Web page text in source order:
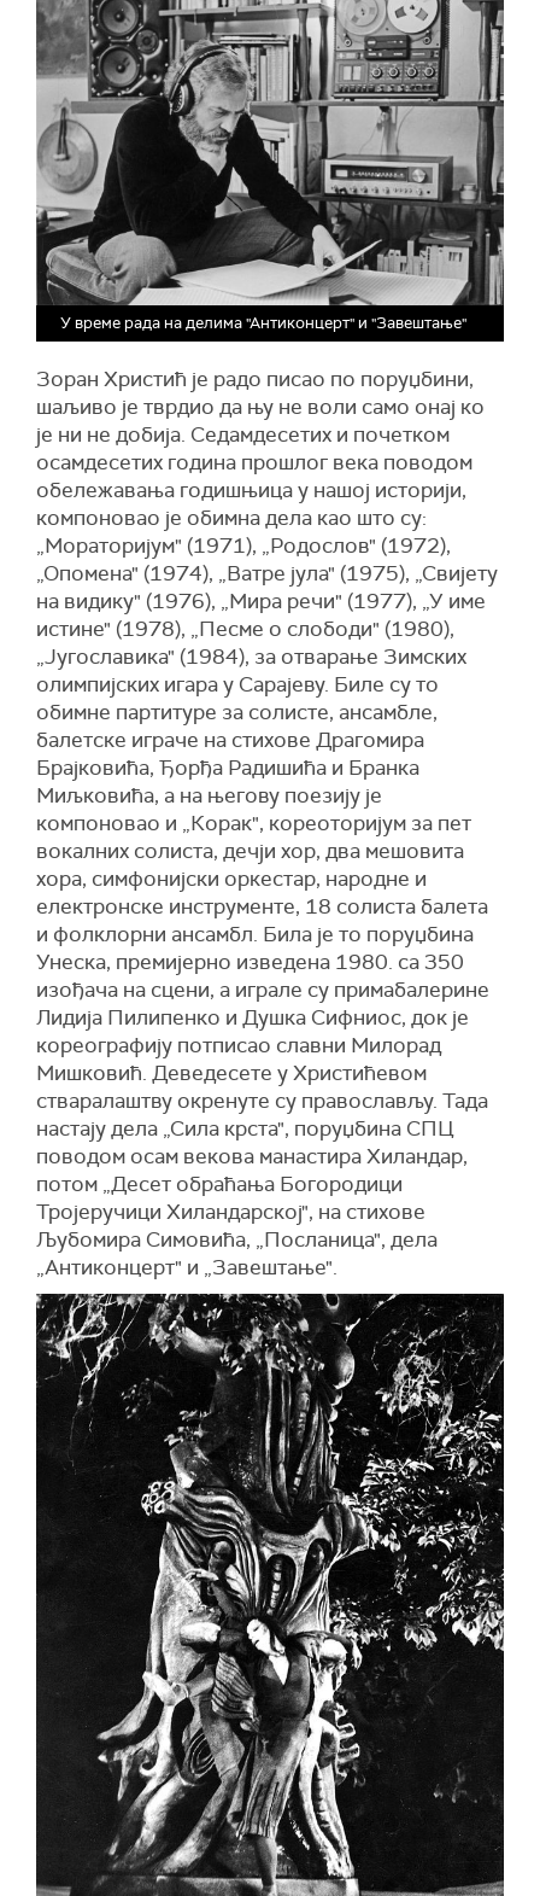
У време рада на делима "Антиконцерт" и "Завештање"
Зоран Христић је радо писао по поруџбини,
шаљиво је тврдио да њу не воли само онај ко
је ни не добија. Седамдесетих и почетком
осамдесетих година прошлог века поводом
обележавања годишњица у нашој историји,
компоновао је обимна дела као што су:
„Мораторијум" (1971), „Родослов" (1972),
„Опомена" (1974), „Ватре јула" (1975), „Свијету
на видику" (1976), „Мира речи" (1977), „У име
истине" (1978), „Песме о слободи" (1980),
„Југославика" (1984), за отварање Зимских
олимпијских игара у Сарајеву. Биле су то
обимне партитуре за солисте, ансамбле,
балетске играче на стихове Драгомира
Брајковића, Ђорђа Радишића и Бранка
Миљковића, а на његову поезију је
компоновао и „Корак", кореоторијум за пет
вокалних солиста, дечји хор, два мешовита
хора, симфонијски оркестар, народне и
електронске инструменте, 18 солиста балета
и фолклорни ансамбл. Била је то поруџбина
Унеска, премијерно изведена 1980. са 350
изођача на сцени, а играле су примабалерине
Лидија Пилипенко и Душка Сифниос, док је
кореографију потписао славни Милорад
Мишковић. Деведесете у Христићевом
стваралаштву окренуте су православљу. Тада
настају дела „Сила крста", поруџбина СПЦ
поводом осам векова манастира Хиландар,
потом „Десет обраћања Богородици
Тројеручици Хиландарској", на стихове
Љубомира Симовића, „Посланица", дела
„Антиконцерт" и „Завештање".